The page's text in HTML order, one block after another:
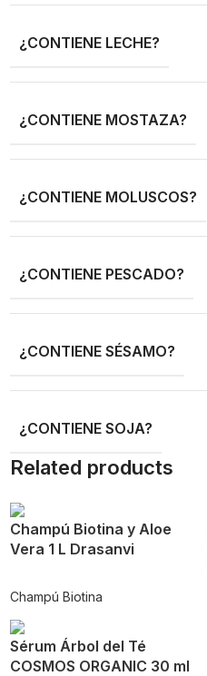
¿CONTIENE LECHE?
¿CONTIENE MOSTAZA?
¿CONTIENE MOLUSCOS?
¿CONTIENE PESCADO?
¿CONTIENE SÉSAMO?
¿CONTIENE SOJA?
Related products
Champú Biotina y Aloe
Vera 1 L Drasanvi
Champú Biotina
Sérum Árbol del Té
COSMOS ORGANIC 30 ml